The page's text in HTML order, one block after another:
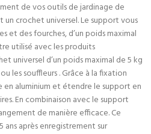
de vos outils de jardinage de
crochet universel. Le support vous
et des fourches, d’un poids maximal
utilisé avec les produits
universel d’un poids maximal de 5 kg
les souffleurs . Grâce à la fixation
aluminium et étendre le support en
En combinaison avec le support
de manière efficace. Ce
après enregistrement sur